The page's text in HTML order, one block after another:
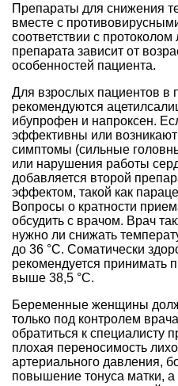
Препараты для снижения
вместе с
соответствии с
препарата зависит от
особенностей пациента.
Для взрослых пациентов в
рекомендуются
ибупрофен и напроксен.
эффективны или возникают
симптомы (сильные
или нарушения работы
добавляется второй
эффектом, такой как
Вопросы о кратности
обсудить с врачом. Врач
нужно ли снижать
до 36 °C. Соматически
рекомендуется принимать
выше 38,5 °C.
Беременные женщины
только под контролем
обратиться к специалисту
плохая переносимость
артериального давления,
повышение тонуса матки,